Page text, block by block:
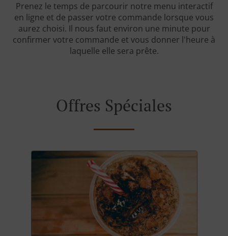
Prenez le temps de parcourir notre menu interactif
en ligne et de passer votre commande lorsque vous
aurez choisi. Il nous faut environ une minute pour
confirmer votre commande et vous donner l'heure à
laquelle elle sera prête.
Offres Spéciales